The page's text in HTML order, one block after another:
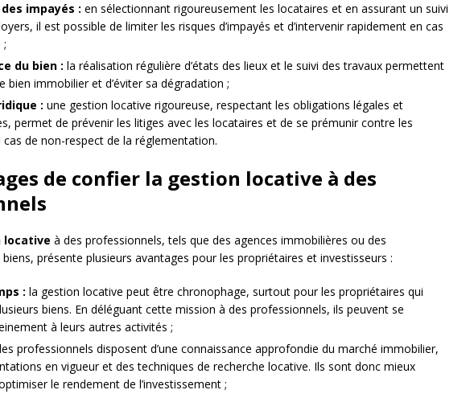
impayés : en sélectionnant rigoureusement les locataires et en assurant un suivi
il est possible de limiter les risques d’impayés et d’intervenir rapidement en cas
;
du bien : la réalisation régulière d’états des lieux et le suivi des travaux permettent
bien immobilier et d’éviter sa dégradation ;
: une gestion locative rigoureuse, respectant les obligations légales et
permet de prévenir les litiges avec les locataires et de se prémunir contre les
de non-respect de la réglementation.
de confier la gestion locative à des
locative à des professionnels, tels que des agences immobilières ou des
présente plusieurs avantages pour les propriétaires et investisseurs :
: la gestion locative peut être chronophage, surtout pour les propriétaires qui
biens. En déléguant cette mission à des professionnels, ils peuvent se
à leurs autres activités ;
les professionnels disposent d’une connaissance approfondie du marché immobilier,
en vigueur et des techniques de recherche locative. Ils sont donc mieux
le rendement de l’investissement ;